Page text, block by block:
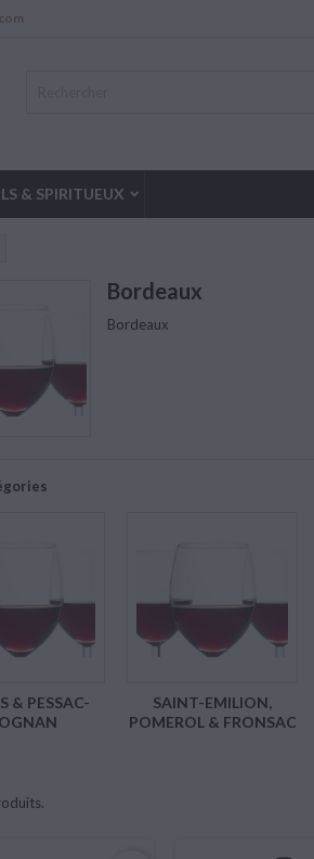
& SPIRITUEUX
Bordeaux
Bordeaux
& PESSAC-
SAINT-EMILION,
POMEROL & FRONSAC